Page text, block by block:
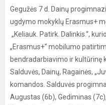
Gegužės 7 d. Dainų
ugdymo mokyklų Erasmus+
„Keliauk. Patirk. Dalinkis.“,
„Erasmus+“ mobilumo
bendradarbiavimo ir kultūrinę
Salduvės, Dainų, Ragainės,
komandos. Salduvės
Augustas (6b), Gediminas